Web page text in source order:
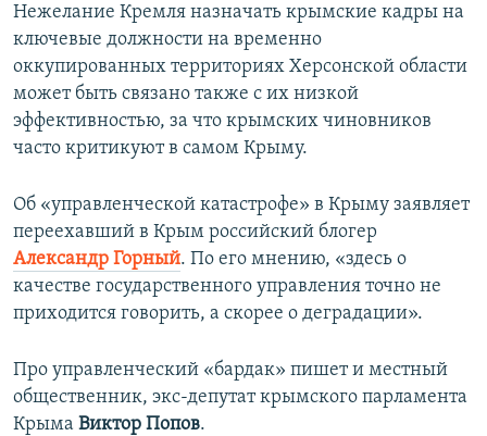
Нежелание Кремля назначать крымские кадры на
ключевые должности на временно
оккупированных территориях Херсонской области
может быть связано также с их низкой
эффективностью, за что крымских чиновников
часто критикуют в самом Крыму.
Об «управленческой катастрофе» в Крыму заявляет
переехавший в Крым российский блогер
Александр Горный. По его мнению, «здесь о
качестве государственного управления точно не
приходится говорить, а скорее о деградации».
Про управленческий «бардак» пишет и местный
общественник, экс-депутат крымского парламента
Крыма Виктор Попов.